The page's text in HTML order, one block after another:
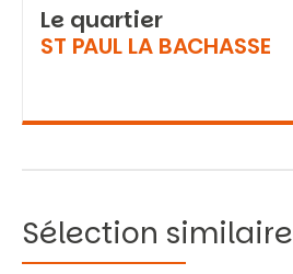
Le quartier
ST PAUL LA BACHASSE
Sélection similaire